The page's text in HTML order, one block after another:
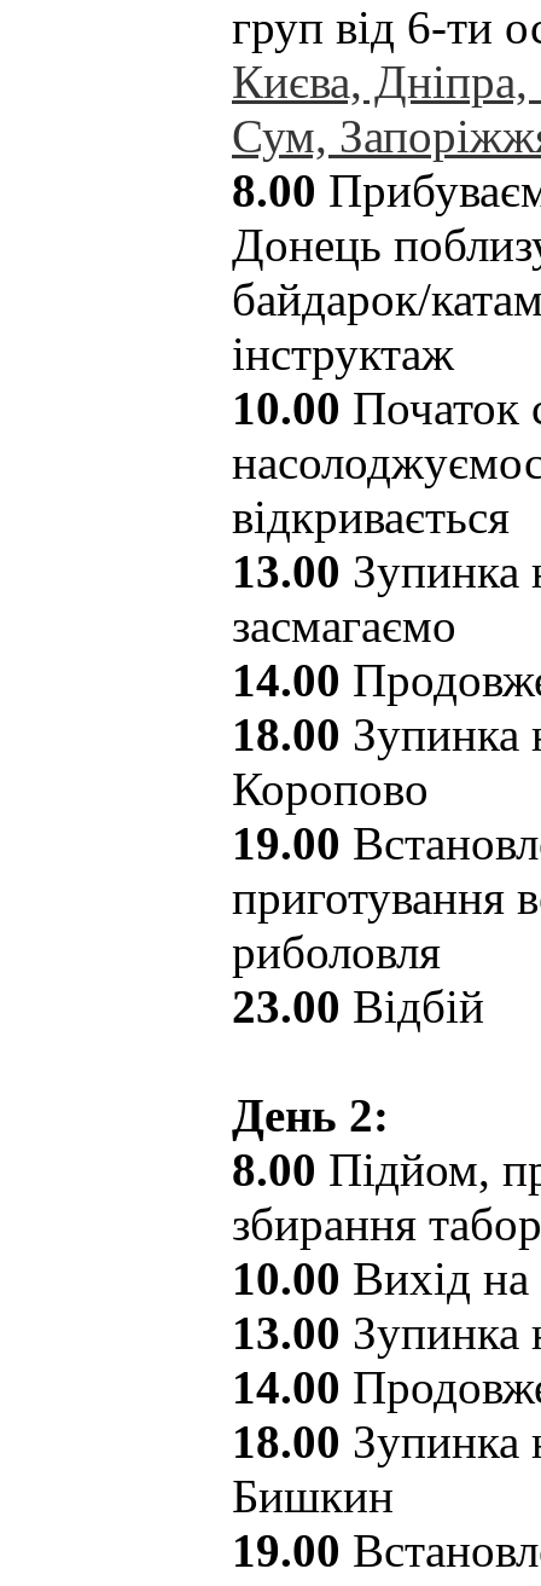
груп від 6-ти
Києва,
Сум,
8.00
Донець
байдарок/
інструктаж
10.00 Початок
відкривається
13.00 Зупинка
засмагаємо
14.00
18.00 Зупинка
Коропово
19.00
приготування
риболовля
23.00 Відбій
День 2:
8.00 Підйом,
збирання
10.00 Вихід
13.00 Зупинка
14.00
18.00 Зупинка
Бишкин
19.00